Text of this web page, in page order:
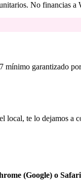
No financias a
garantizado
local, te lo dejamos a
(Google) o